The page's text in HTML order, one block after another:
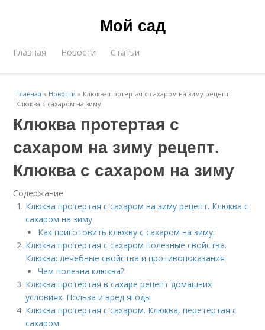
Мой сад
Главная Новости Статьи
Главная » Новости » Клюква протертая с сахаром на зиму рецепт.
Клюква с сахаром на зиму
Клюква протертая с
сахаром на зиму рецепт.
Клюква с сахаром на зиму
Содержание
Клюква протертая с сахаром на зиму рецепт. Клюква с
сахаром на зиму
Как приготовить клюкву с сахаром на зиму:
Клюква протертая с сахаром полезные свойства.
Клюква: лечебные свойства и противопоказания
Чем полезна клюква?
Клюква протертая в сахаре рецепт домашних
условиях. Польза и вред ягоды
Клюква протертая с сахаром. Клюква, перетёртая с
сахаром